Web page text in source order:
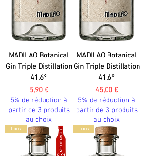
MADILAO Botanical
Gin Triple Distillation
41.6°
Prix
5,90 €
5% de réduction à
partir de 3 produits
au choix
MADILAO Botanical
Gin Triple Distillation
41.6°
Prix
45,00 €
5% de réduction à
partir de 3 produits
au choix
Laos Laos